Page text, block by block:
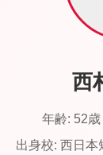
西
年齢: 52
出身校: 西日